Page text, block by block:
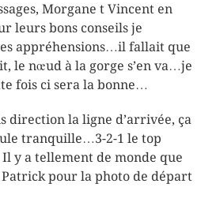
Morgane t Vincent en
leurs bons conseils je
appréhensions…il fallait que
le nœud à la gorge s’en va…je
fois ci sera la bonne…
direction la ligne d’arrivée, ça
tranquille…3-2-1 le top
y a tellement de monde que
Patrick pour la photo de départ